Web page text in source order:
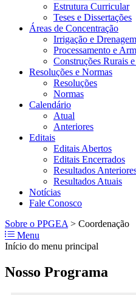
Estrutura Curricular
Teses e Dissertações
Áreas de Concentração
Irrigação e Drenagem
Processamento e
Construções Rurais
Resoluções e Normas
Resoluções
Normas
Calendário
Atual
Anteriores
Editais
Editais Abertos
Editais Encerrados
Resultados
Resultados Atuais
Notícias
Fale Conosco
Sobre o PPGEA > Coordenação
Menu
Início do menu principal
Nosso Programa